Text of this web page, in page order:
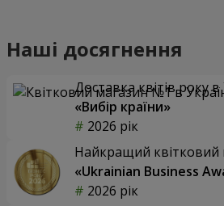
Наші досягнення
Доставка квітів року в
«Вибір країни»
2026 рік
Найкращий квітковий
«Ukrainian Business
2026 рік